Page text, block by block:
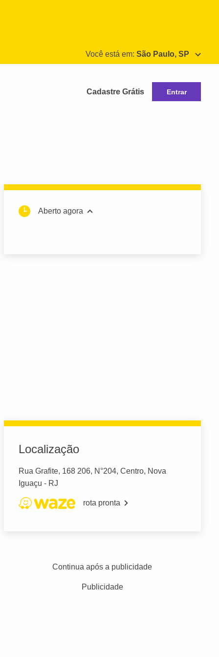
Você está em: São Paulo, SP
Cadastre Grátis Entrar
Aberto agora
Localização
Rua Grafite, 168 206, N°204, Centro, Nova
Iguaçu - RJ
rota pronta
Continua após a publicidade
Publicidade